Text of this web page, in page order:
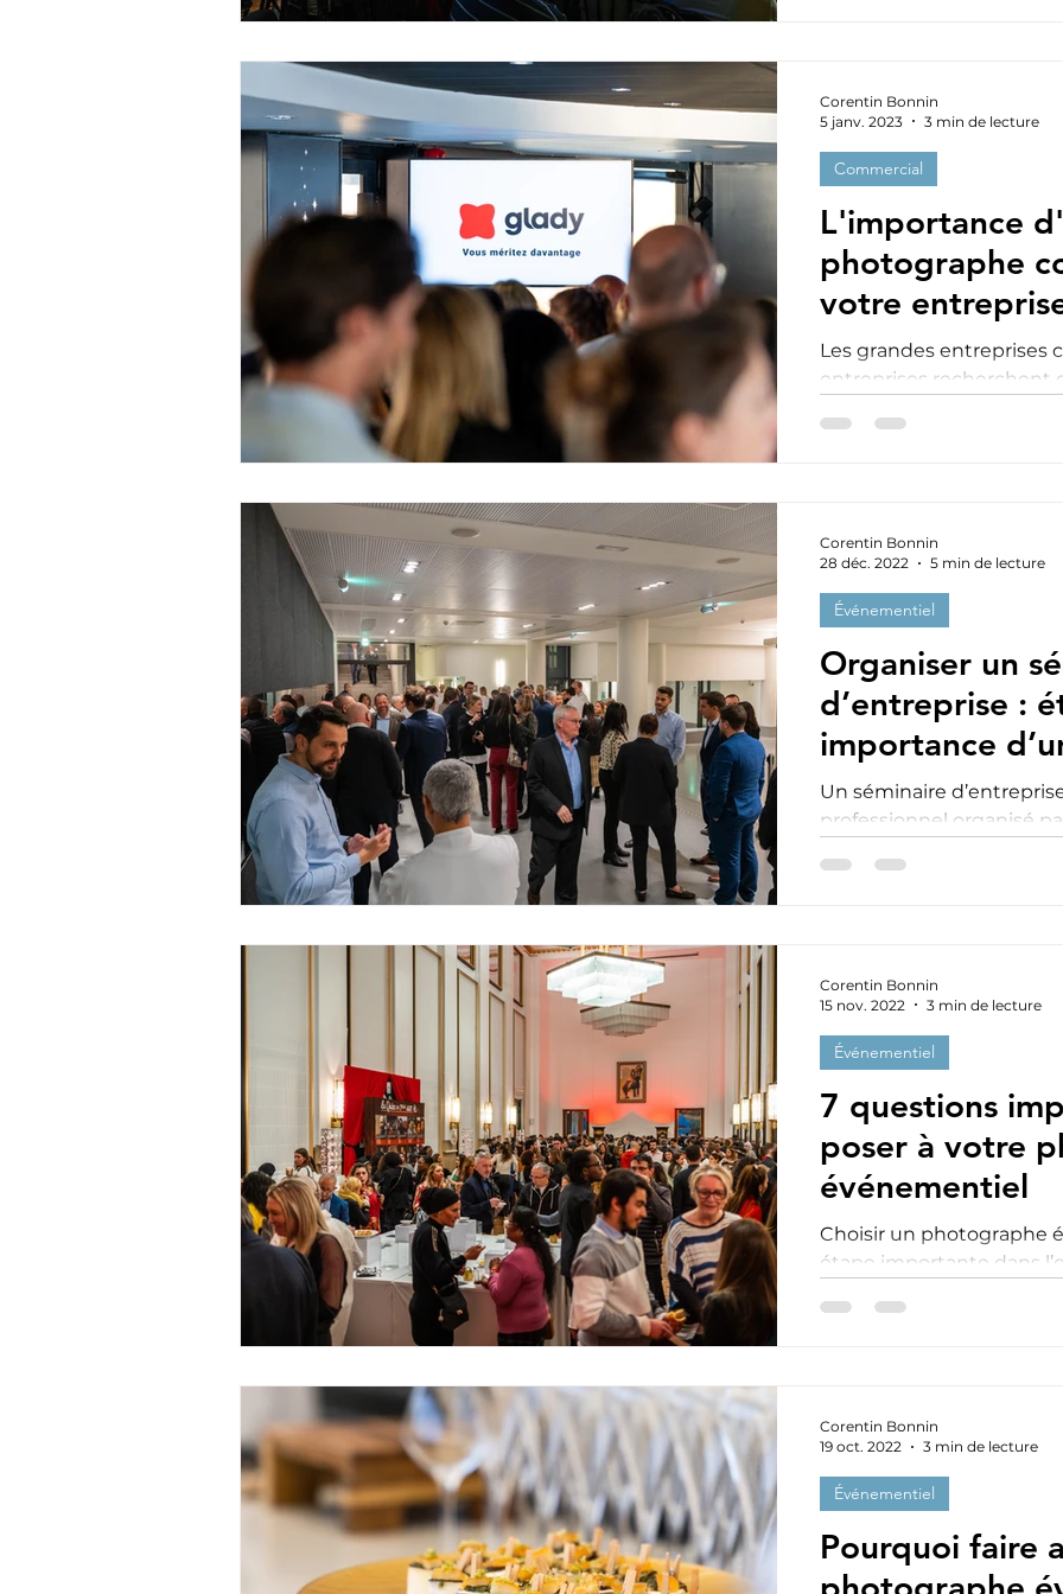
L'importance
photographe
votre
Les grandes entreprises
entreprises recherchent
Commercial
Corentin Bonnin
5 janv. 2023
3 min de lecture
Organiser un
d’entreprise :
importance
événementiel
Un séminaire d’entreprise est un
professionnel organisé
collaborateurs autour
compétences des
Événementiel
Corentin Bonnin
28 déc. 2022
5 min de lecture
7 questions
poser à votre
événementiel
Choisir un photographe
étape importante dans
conférence. Un bon
votre choix, il est donc
qui correspond
article, je v
Événementiel
Corentin Bonnin
15 nov. 2022
3 min de lecture
Pourquoi faire
Événementiel
Corentin Bonnin
19 oct. 2022
3 min de lecture